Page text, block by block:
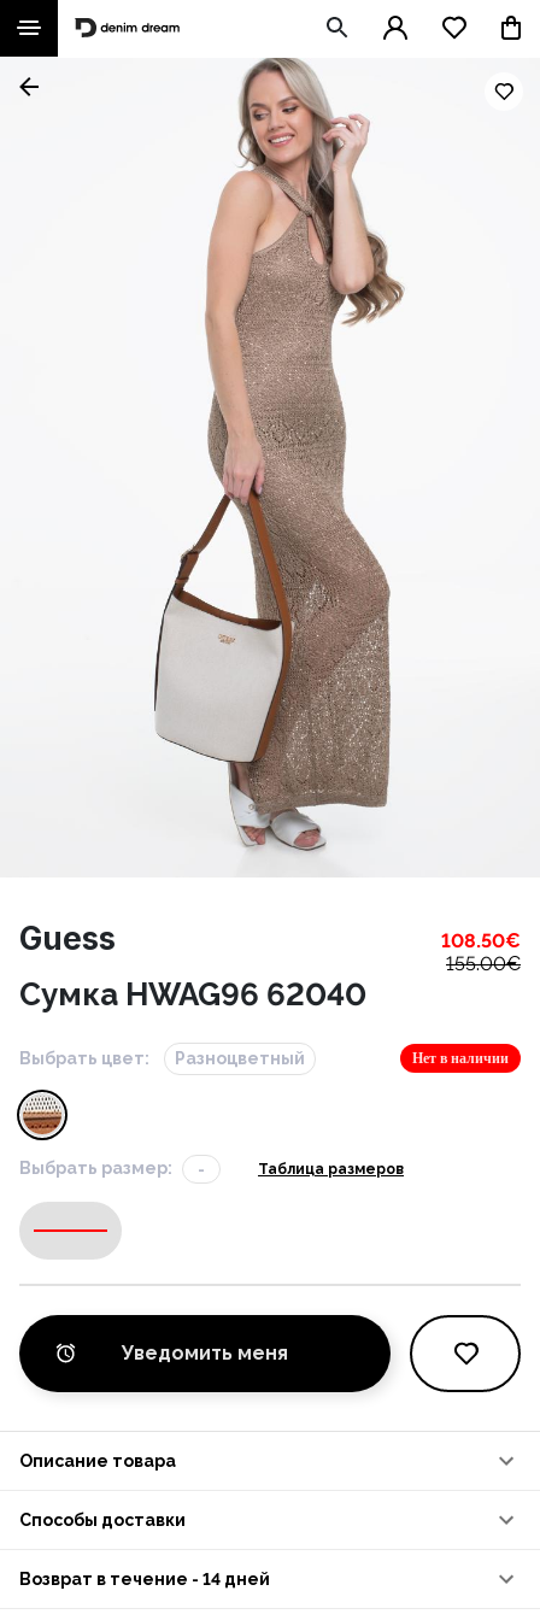
Guess 108.50€
155.00€
Сумка HWAG96 62040
Выбрать цвет: Разноцветный Нет в наличии
Выбрать размер: - Таблица размеров
-
Уведомить меня
Описание товара
Способы доставки
Возврат в течение - 14 дней